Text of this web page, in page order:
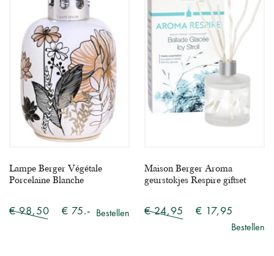
Lampe Berger Végétale
Porcelaine Blanche
€ 98,50 € 75.- Bestellen
Maison Berger Aroma
geurstokjes Respire giftset
€ 24,95 € 17,95
Bestellen